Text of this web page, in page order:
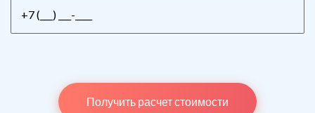
Получить расчет стоимости